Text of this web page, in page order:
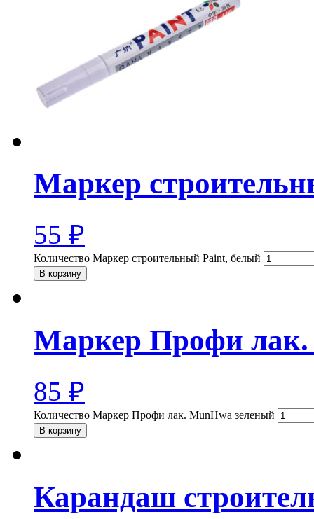
Маркер
55 ₽
Количество Маркер строительный Paint, белый
В корзину
Маркер Профи лак.
85 ₽
Количество Маркер Профи лак. MunHwa зеленый
В корзину
Карандаш